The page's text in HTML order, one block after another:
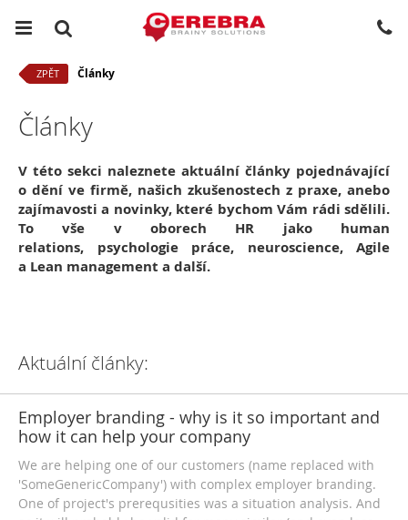
ZPĚT Články
Články
V této sekci naleznete aktuální články pojednávající
o dění ve firmě, našich zkušenostech z praxe, anebo
zajímavosti a novinky, které bychom Vám rádi sdělili.
To vše v oborech HR jako human
relations, psychologie práce, neuroscience, Agile
a Lean management a další.
Aktuální články:
Employer branding - why is it so important and
how it can help your company
We are helping one of our customers (name replaced with
'SomeGenericCompany') with complex employer branding.
One of project's prerequsities was a situation analysis. And